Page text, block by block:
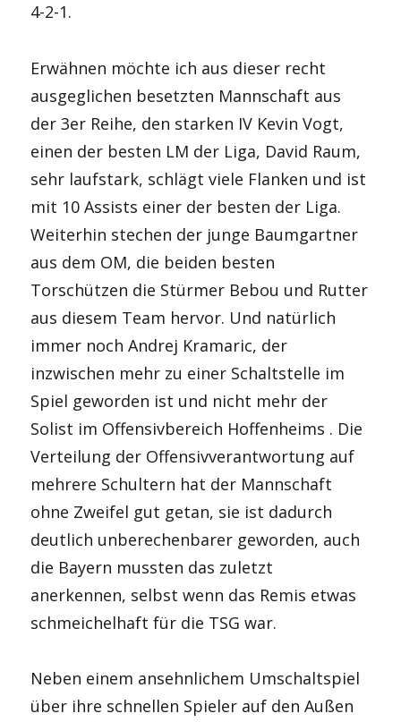
4-2-1.
Erwähnen möchte ich aus dieser recht
ausgeglichen besetzten Mannschaft aus
der 3er Reihe, den starken IV Kevin Vogt,
einen der besten LM der Liga, David Raum,
sehr laufstark, schlägt viele Flanken und ist
mit 10 Assists einer der besten der Liga.
Weiterhin stechen der junge Baumgartner
aus dem OM, die beiden besten
Torschützen die Stürmer Bebou und Rutter
aus diesem Team hervor. Und natürlich
immer noch Andrej Kramaric, der
inzwischen mehr zu einer Schaltstelle im
Spiel geworden ist und nicht mehr der
Solist im Offensivbereich Hoffenheims . Die
Verteilung der Offensivverantwortung auf
mehrere Schultern hat der Mannschaft
ohne Zweifel gut getan, sie ist dadurch
deutlich unberechenbarer geworden, auch
die Bayern mussten das zuletzt
anerkennen, selbst wenn das Remis etwas
schmeichelhaft für die TSG war.
Neben einem ansehnlichem Umschaltspiel
über ihre schnellen Spieler auf den Außen